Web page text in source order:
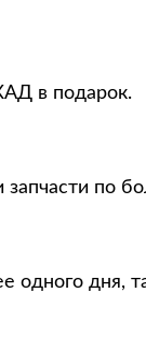
в подарок.
по
одного дня,